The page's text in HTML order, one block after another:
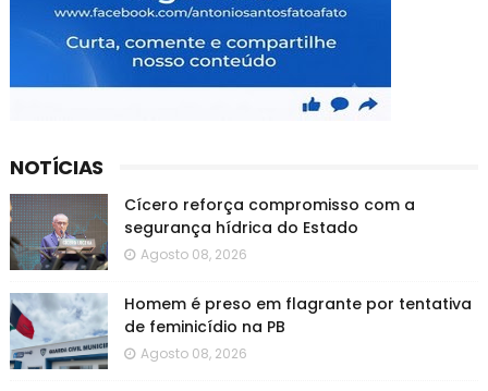
NOTÍCIAS
Cícero reforça compromisso com a
segurança hídrica do Estado
Agosto 08, 2026
Homem é preso em flagrante por tentativa
de feminicídio na PB
Agosto 08, 2026